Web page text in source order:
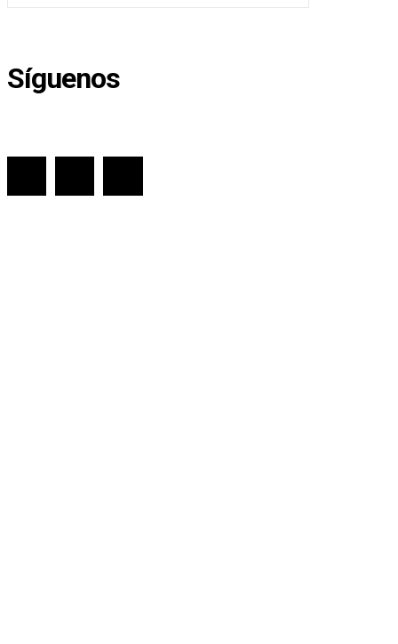
Síguenos